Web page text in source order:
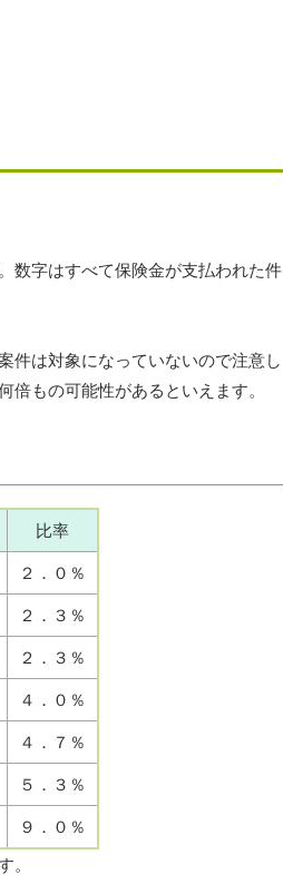
数字はすべて保険金が支払われた件
件は対象になっていないので注意し
もの可能性があるといえます。
比率
２．０％
２．３％
２．３％
４．０％
４．７％
５．３％
９．０％
。